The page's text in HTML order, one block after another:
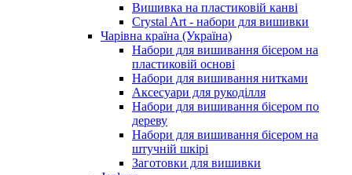
Вишивка на пластиковій канві
Crystal Art - набори для вишивки
Чарівна країна (Україна)
Набори для вишивання бісером на
пластиковій основі
Набори для вишивання нитками
Аксесуари для рукоділля
Набори для вишивання бісером по
дереву
Набори для вишивання бісером на
штучній шкірі
Заготовки для вишивки